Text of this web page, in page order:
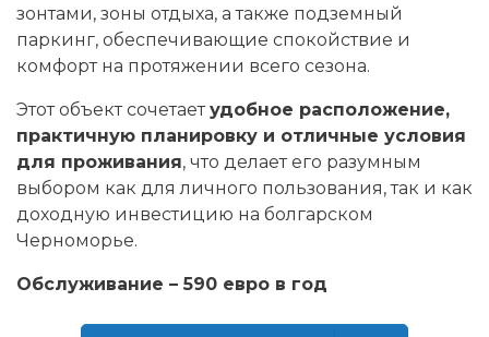
зонтами, зоны отдыха, а также подземный
паркинг, обеспечивающие спокойствие и
комфорт на протяжении всего сезона.
Этот объект сочетаетудобное расположение,
практичную планировку и отличные условия
для проживания, что делает его разумным
выбором как для личного пользования, так и как
доходную инвестицию на болгарском
Черноморье.
Обслуживание – 590 евро в год